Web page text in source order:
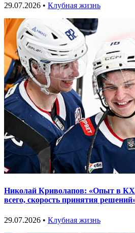
29.07.2026 • Клубная жизнь
Николай Криволапов: «Опыт в
всего, скорость принятия
29.07.2026 • Клубная жизнь